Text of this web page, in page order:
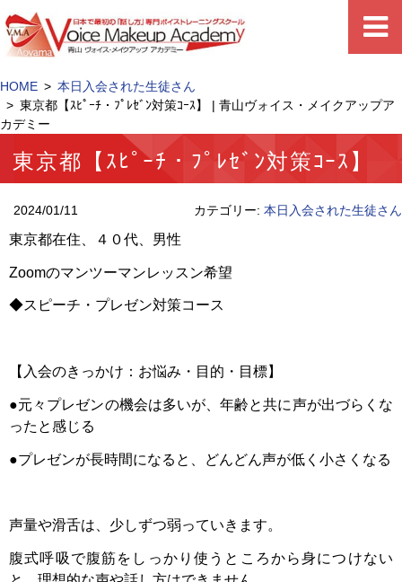
HOME
本日入会された生徒さん
東京都【ｽﾋﾟｰﾁ・ﾌﾟﾚｾﾞﾝ対策ｺｰｽ】 | 青山ヴォイス・メイクアップア
カデミー
東京都【ｽﾋﾟｰﾁ・ﾌﾟﾚｾﾞﾝ対策ｺｰｽ】
2024/01/11 カテゴリー: 本日入会された生徒さん
東京都在住、４０代、男性
Zoomのマンツーマンレッスン希望
◆スピーチ・プレゼン対策コース
【入会のきっかけ：お悩み・目的・目標】
●元々プレゼンの機会は多いが、年齢と共に声が出づらくな
ったと感じる
●プレゼンが長時間になると、どんどん声が低く小さくなる
声量や滑舌は、少しずつ弱っていきます。
腹式呼吸で腹筋をしっかり使うところから身につけない